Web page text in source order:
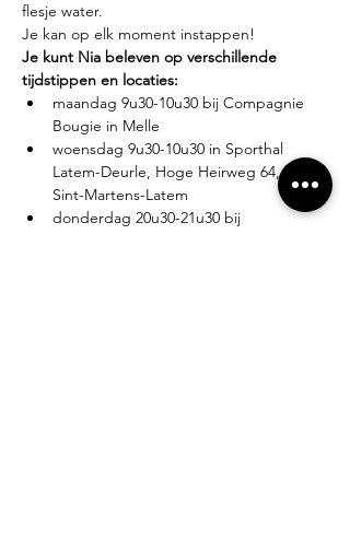
flesje water.
Je kan op elk moment instappen!
Je kunt Nia beleven op verschillende
tijdstippen en locaties:
maandag 9u30-10u30 bij Compagnie
Bougie in Melle
woensdag 9u30-10u30 in Sporthal
Latem-Deurle, Hoge Heirweg 64, 9830
Sint-Martens-Latem
donderdag 20u30-21u30 bij